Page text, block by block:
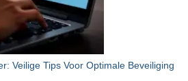
Veilige Tips Voor Optimale Beveiliging